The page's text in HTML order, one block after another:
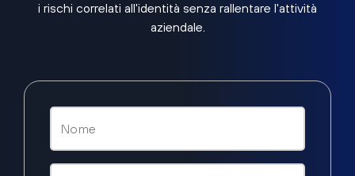
i rischi correlati all'identità senza rallentare l'attività
aziendale.